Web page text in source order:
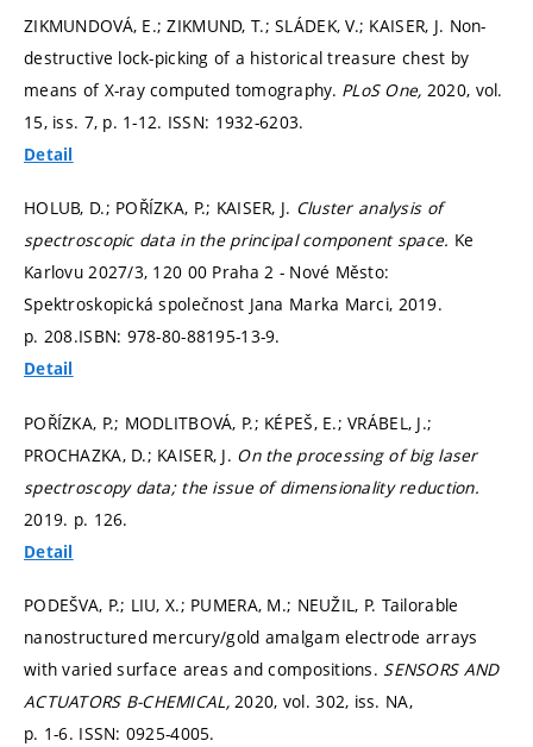
ZIKMUNDOVÁ, E.; ZIKMUND, T.; SLÁDEK, V.; KAISER, J. Non-
destructive lock-picking of a historical treasure chest by
means of X-ray computed tomography. PLoS One, 2020, vol.
15, iss. 7, p. 1-12. ISSN: 1932-6203.
Detail
HOLUB, D.; POŘÍZKA, P.; KAISER, J. Cluster analysis of
spectroscopic data in the principal component space. Ke
Karlovu 2027/3, 120 00 Praha 2 - Nové Město:
Spektroskopická společnost Jana Marka Marci, 2019.
p. 208.ISBN: 978-80-88195-13-9.
Detail
POŘÍZKA, P.; MODLITBOVÁ, P.; KÉPEŠ, E.; VRÁBEL, J.;
PROCHAZKA, D.; KAISER, J. On the processing of big laser
spectroscopy data; the issue of dimensionality reduction.
2019. p. 126.
Detail
PODEŠVA, P.; LIU, X.; PUMERA, M.; NEUŽIL, P. Tailorable
nanostructured mercury/gold amalgam electrode arrays
with varied surface areas and compositions. SENSORS AND
ACTUATORS B-CHEMICAL,2020, vol. 302, iss. NA,
p. 1-6. ISSN: 0925-4005.